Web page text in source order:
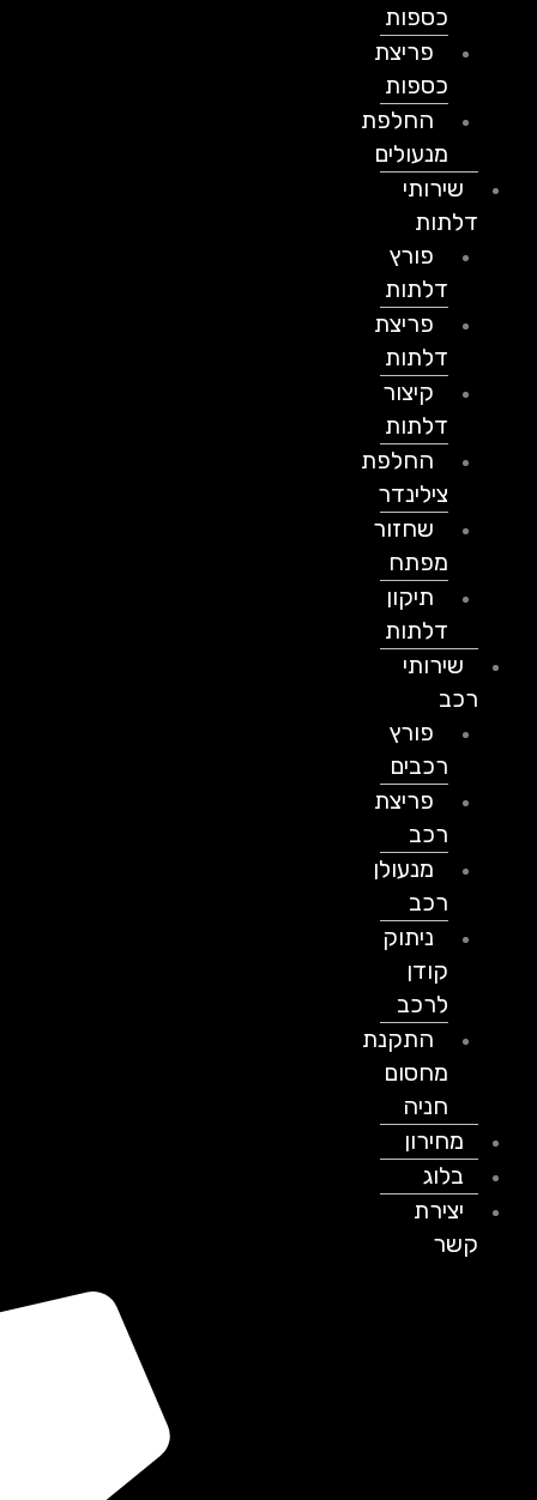
כספות
פריצת
כספות
החלפת
מנעולים
שירותי
דלתות
פורץ
דלתות
פריצת
דלתות
קיצור
דלתות
החלפת
צילינדר
שחזור
מפתח
תיקון
דלתות
שירותי
פורץ
רכבים
פריצת
מנעולן
ניתוק
לרכב
התקנת
מחסום
חניה
מחירון
בלוג
יצירת
קשר